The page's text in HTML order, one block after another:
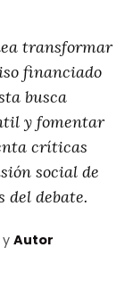
transformar
financiado
busca
y fomentar
críticas
social de
del debate.
yAutor